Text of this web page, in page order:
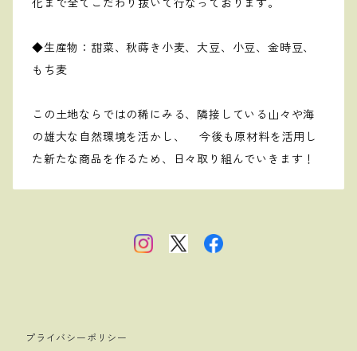
化まで全てこだわり抜いて行なっております。
◆生産物：甜菜、秋蒔き小麦、大豆、小豆、金時豆、
もち麦
この土地ならではの稀にみる、隣接している山々や海
の雄大な自然環境を活かし、 今後も原材料を活用し
た新たな商品を作るため、日々取り組んでいきます！
プライバシーポリシー